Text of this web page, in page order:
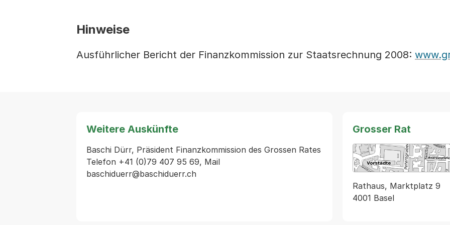
Hinweise
Ausführlicher Bericht der Finanzkommission zur Staatsrechnung 2008:
Weitere Auskünfte
Baschi Dürr, Präsident Finanzkommission des Grossen Rates
Telefon +41 (0)79 407 95 69, Mail
baschiduerr@baschiduerr.ch
Grosser Rat
Rathaus, Marktplatz 9
4001 Basel